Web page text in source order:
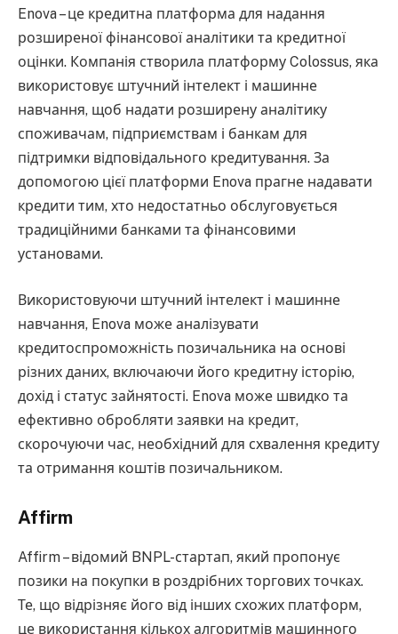
Enova – це кредитна платформа для надання
розширеної фінансової аналітики та кредитної
оцінки. Компанія створила платформу Colossus, яка
використовує штучний інтелект і машинне
навчання, щоб надати розширену аналітику
споживачам, підприємствам і банкам для
підтримки відповідального кредитування. За
допомогою цієї платформи Enova прагне надавати
кредити тим, хто недостатньо обслуговується
традиційними банками та фінансовими
установами.
Використовуючи штучний інтелект і машинне
навчання, Enova може аналізувати
кредитоспроможність позичальника на основі
різних даних, включаючи його кредитну історію,
дохід і статус зайнятості. Enova може швидко та
ефективно обробляти заявки на кредит,
скорочуючи час, необхідний для схвалення кредиту
та отримання коштів позичальником.
Affirm
Affirm – відомий BNPL-стартап, який пропонує
позики на покупки в роздрібних торгових точках.
Те, що відрізняє його від інших схожих платформ,
це використання кількох алгоритмів машинного